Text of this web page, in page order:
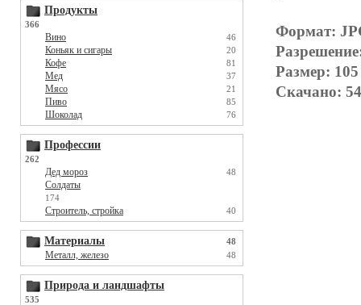
Продукты
366
Вино 46
Коньяк и сигары 20
Кофе 81
Мед 37
Мясо 21
Пиво 85
Шоколад 76
Профессии
262
Дед мороз 48
Солдаты
174
Строитель, стройка 40
Материалы 48
Металл, железо 48
Природа и ландшафты
535
Формат:
Размер:
Скачано: